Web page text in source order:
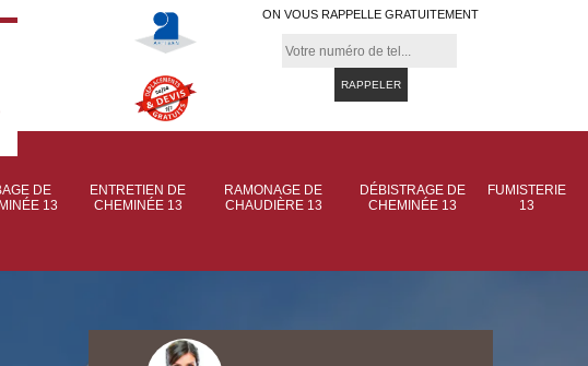
ON VOUS RAPPELLE GRATUITEMENT
DE
13
ENTRETIEN DE
CHEMINÉE 13
RAMONAGE DE
CHAUDIÈRE 13
DÉBISTRAGE DE
CHEMINÉE 13
FUMISTERIE
13